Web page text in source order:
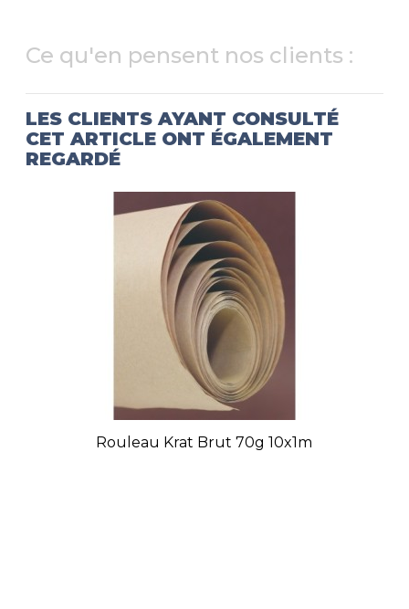
Ce qu'en pensent nos clients :
LES CLIENTS AYANT CONSULTÉ
CET ARTICLE ONT ÉGALEMENT
REGARDÉ
Rouleau Krat Brut 70g 10x1m